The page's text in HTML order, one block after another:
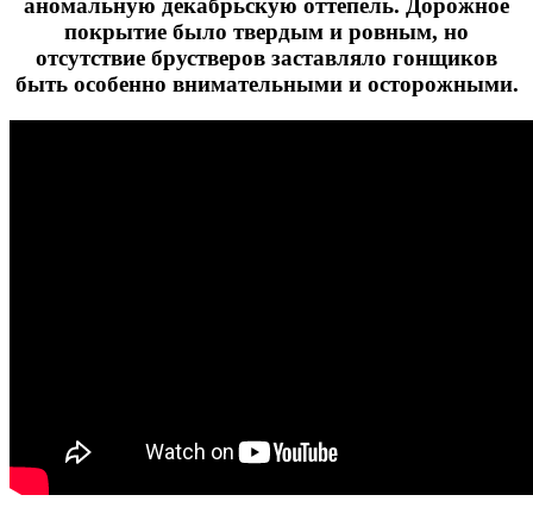
аномальную декабрьскую оттепель. Дорожное
покрытие было твердым и ровным, но
отсутствие брустверов заставляло гонщиков
быть особенно внимательными и осторожными.